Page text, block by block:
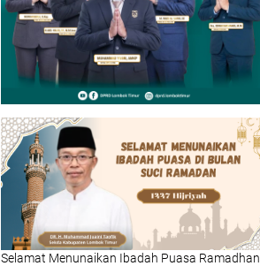
Selamat Menunaikan Ibadah Puasa Ramadhan